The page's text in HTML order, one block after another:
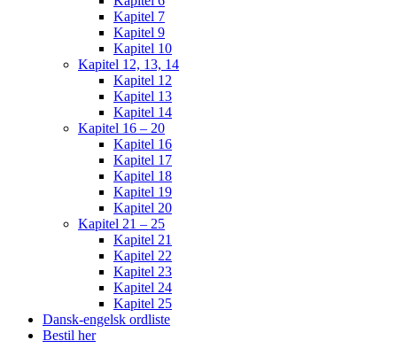
Kapitel 7
Kapitel 9
Kapitel 10
Kapitel 12, 13, 14
Kapitel 12
Kapitel 13
Kapitel 14
Kapitel 16 – 20
Kapitel 16
Kapitel 17
Kapitel 18
Kapitel 19
Kapitel 20
Kapitel 21 – 25
Kapitel 21
Kapitel 22
Kapitel 23
Kapitel 24
Kapitel 25
Dansk-engelsk ordliste
Bestil her